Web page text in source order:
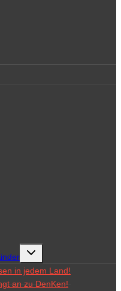
Untermenü
umschalten
in jedem Land!
an zu DenKen!